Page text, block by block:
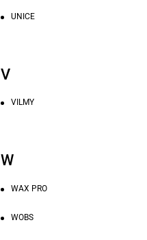
UNICE
V
VILMY
W
WAX PRO
WOBS